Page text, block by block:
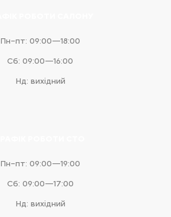
Пн–пт: 09:00—18:00
Сб: 09:00—16:00
Нд: вихідний
Пн–пт: 09:00—19:00
Сб: 09:00—17:00
Нд: вихідний